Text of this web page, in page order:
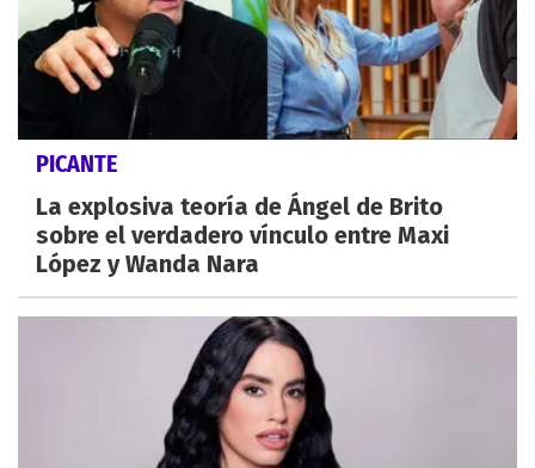
PICANTE
La explosiva teoría de Ángel de Brito
sobre el verdadero vínculo entre Maxi
López y Wanda Nara